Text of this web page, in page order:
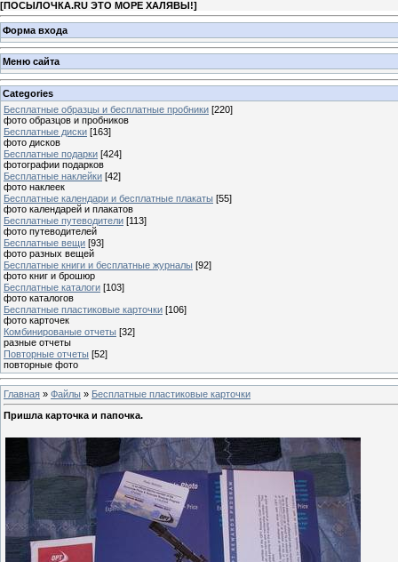
[ПОСЫЛОЧКА.RU ЭТО МОРЕ ХАЛЯВЫ!]
Форма входа
Меню сайта
Categories
Бесплатные образцы и бесплатные пробники [220]
фото образцов и пробников
Бесплатные диски [163]
фото дисков
Бесплатные подарки [424]
фотографии подарков
Бесплатные наклейки [42]
фото наклеек
Бесплатные календари и бесплатные плакаты [55]
фото календарей и плакатов
Бесплатные путеводители [113]
фото путеводителей
Бесплатные вещи [93]
фото разных вещей
Бесплатные книги и бесплатные журналы [92]
фото книг и брошюр
Бесплатные каталоги [103]
фото каталогов
Бесплатные пластиковые карточки [106]
фото карточек
Комбинированые отчеты [32]
разные отчеты
Повторные отчеты [52]
повторные фото
Главная » Файлы » Бесплатные пластиковые карточки
Пришла карточка и папочка.